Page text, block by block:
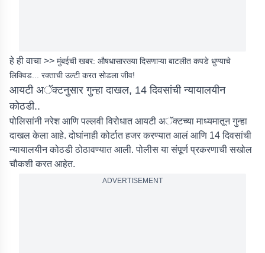
हे ही वाचा >> मुंबईची खबर: औषधासारख्या दिसणाऱ्या बाटलीत कपडे धुण्याचे
लिक्विड... रक्ताची उल्टी करत सोडला जीव!
आयटी अॅक्टनुसार गुन्हा दाखल, 14 दिवसांची न्यायालयीन
कोठडी..
पोलिसांनी नरेश आणि पल्लवी विरोधात आयटी अॅक्टच्या माध्यमातून गुन्हा
दाखल केला आहे. दोघांनाही कोर्टात हजर करण्यात आलं आणि 14 दिवसांची
न्यायालयीन कोठडी ठोठावण्यात आली. पोलीस या संपूर्ण प्रकरणाची सखोल
चौकशी करत आहेत.
ADVERTISEMENT